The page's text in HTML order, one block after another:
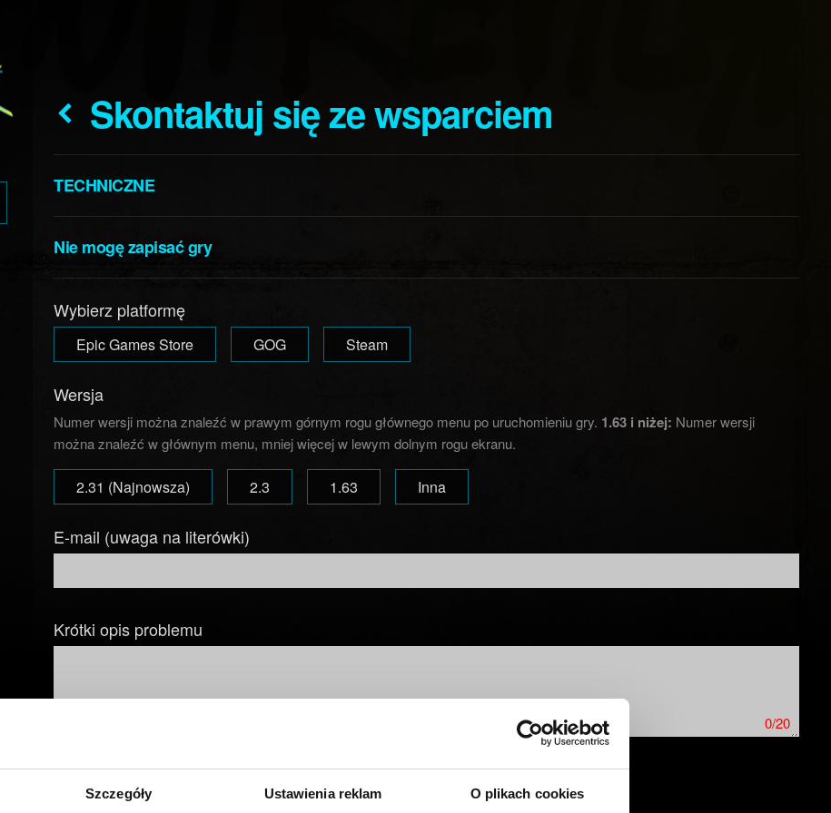
Szczegóły Ustawienia reklam O plikach cookies
Skontaktuj się ze wsparciem
TECHNICZNE
Nie mogę zapisać gry
Wybierz platformę
Epic Games Store GOG Steam
Wersja
Numer wersji można znaleźć w prawym górnym rogu głównego menu po uruchomieniu gry. 1.63 i niżej: Numer wersji
można znaleźć w głównym menu, mniej więcej w lewym dolnym rogu ekranu.
2.31 (Najnowsza) 2.3 1.63 Inna
E-mail (uwaga na literówki)
Krótki opis problemu
0/20